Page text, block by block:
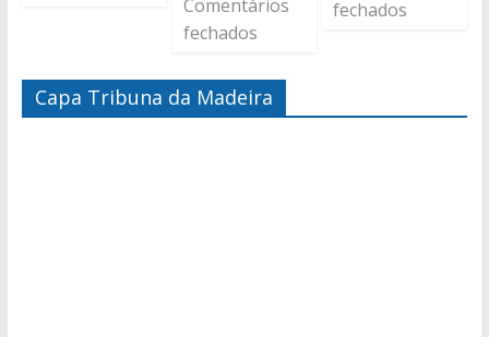
Comentários
fechados
fechados
Capa Tribuna da Madeira